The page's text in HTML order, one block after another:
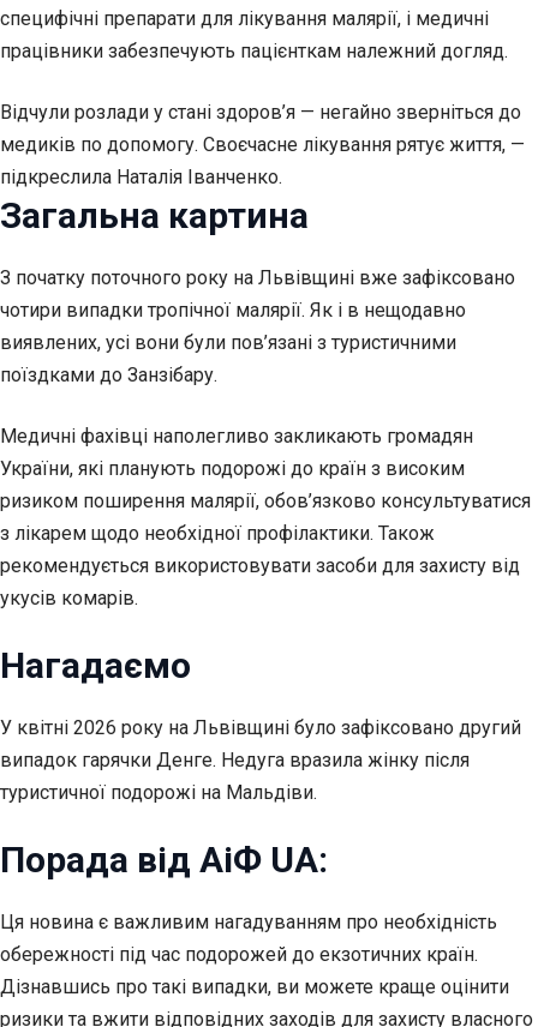
специфічні препарати для лікування малярії, і медичні
працівники забезпечують пацієнткам належний догляд.
Відчули розлади у стані здоров’я — негайно зверніться до
медиків по допомогу. Своєчасне лікування рятує життя, —
підкреслила Наталія Іванченко.
Загальна картина
З початку поточного року на Львівщині вже зафіксовано
чотири випадки тропічної малярії. Як і в нещодавно
виявлених, усі вони були пов’язані з туристичними
поїздками до Занзібару.
Медичні фахівці наполегливо закликають громадян
України, які планують подорожі до країн з високим
ризиком поширення малярії, обов’язково консультуватися
з лікарем щодо необхідної профілактики. Також
рекомендується використовувати засоби для захисту від
укусів комарів.
Нагадаємо
У квітні 2026 року на Львівщині було зафіксовано другий
випадок гарячки Денге. Недуга вразила жінку після
туристичної подорожі на Мальдіви.
Порада від АіФ UA:
Ця новина є важливим нагадуванням про необхідність
обережності під час подорожей до екзотичних країн.
Дізнавшись про такі випадки, ви можете краще оцінити
ризики та вжити відповідних заходів для захисту власного